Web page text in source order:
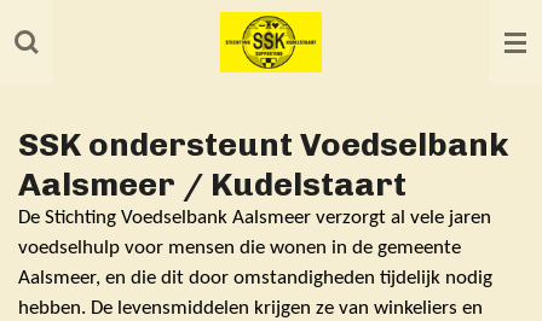
Ga
direct
hoofdinhoud
SSK ondersteunt Voedselbank
Aalsmeer / Kudelstaart
De Stichting Voedselbank Aalsmeer verzorgt al vele jaren
voedselhulp voor mensen die wonen in de gemeente
Aalsmeer, en die dit door omstandigheden tijdelijk nodig
hebben. De levensmiddelen krijgen ze van winkeliers en